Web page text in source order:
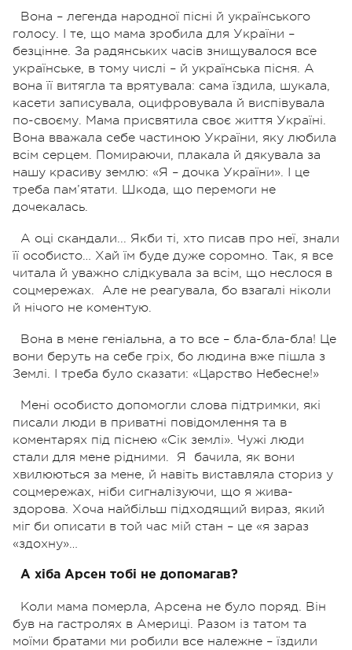
Вона – легенда народної пісні й українського
голосу. І те, що мама зробила для України –
безцінне. За радянських часів знищувалося все
українське, в тому числі – й українська пісня. А
вона її витягла та врятувала: сама їздила, шукала,
касети записувала, оцифровувала й виспівувала
по-своєму. Мама присвятила своє життя Україні.
Вона вважала себе частиною України, яку любила
всім серцем. Помираючи, плакала й дякувала за
нашу красиву землю: «Я – дочка України». І це
треба пам’ятати. Шкода, що перемоги не
дочекалась.
А оці скандали... Якби ті, хто писав про неї, знали
її особисто… Хай їм буде дуже соромно. Так, я все
читала й уважно слідкувала за всім, що неслося в
соцмережах.
Але не реагувала, бо взагалі ніколи
й нічого не коментую.
Вона в мене геніальна, а то все – бла-бла-бла! Це
вони беруть на себе гріх, бо людина вже пішла з
Землі. І треба було сказати: «Царство Небесне!»
Мені особисто допомогли слова підтримки, які
писали люди в приватні повідомлення та в
коментарях під піснею «Сік землі». Чужі люди
стали для мене рідними.
Я
бачила, як вони
хвилюються за мене, й навіть виставляла сториз у
соцмережах, ніби сигналізуючи, що я жива-
здорова. Хоча найбільш підходящий вираз, який
міг би описати в той час мій стан – це «я зараз
«здохну»…
А хіба Арсен тобі не допомагав?
Коли мама померла, Арсена не було поряд. Він
був на гастролях в Америці. Разом із татом та
моїми братами ми робили все належне – їздили